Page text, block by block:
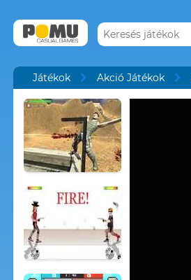
Játékok Akció Játékok